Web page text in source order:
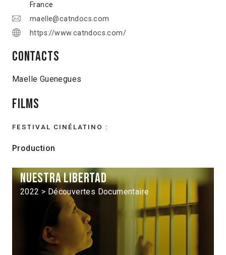
France
maelle@catndocs.com
https://www.catndocs.com/
Contacts
Maelle Guenegues
Films
FESTIVAL CINÉLATINO :
Production
Nuestra libertad
2022 > Découvertes Documentaire